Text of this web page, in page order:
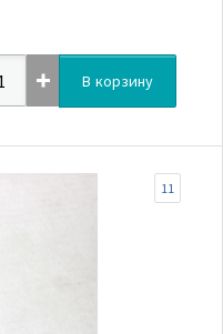
В корзину
11